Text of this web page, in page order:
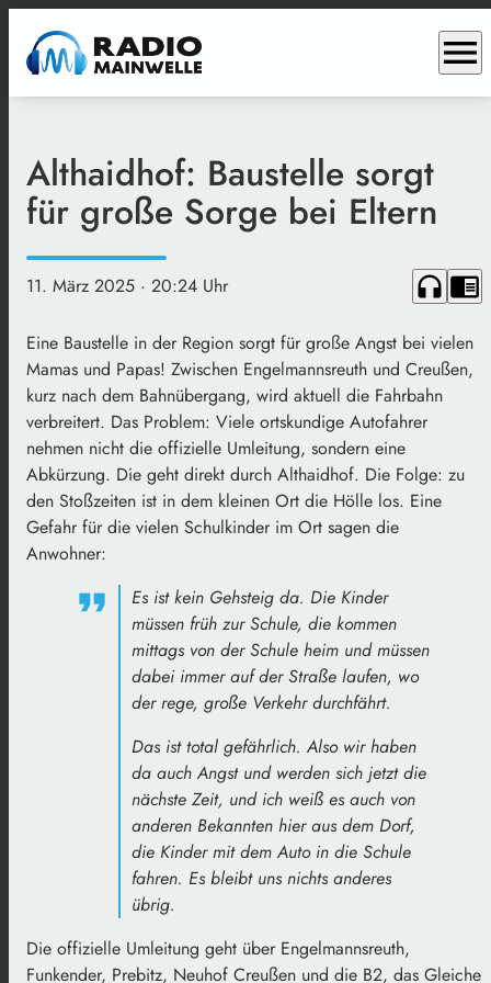
menu
Althaidhof: Baustelle sorgt
für große Sorge bei Eltern
11. März 2025 · 20:24 Uhr headphones chrome_reader_mode
Eine Baustelle in der Region sorgt für große Angst bei vielen
Mamas und Papas! Zwischen Engelmannsreuth und Creußen,
kurz nach dem Bahnübergang, wird aktuell die Fahrbahn
verbreitert. Das Problem: Viele ortskundige Autofahrer
nehmen nicht die offizielle Umleitung, sondern eine
Abkürzung. Die geht direkt durch Althaidhof. Die Folge: zu
den Stoßzeiten ist in dem kleinen Ort die Hölle los. Eine
Gefahr für die vielen Schulkinder im Ort sagen die
Anwohner:
Es ist kein Gehsteig da. Die Kinder
müssen früh zur Schule, die kommen
mittags von der Schule heim und müssen
dabei immer auf der Straße laufen, wo
der rege, große Verkehr durchfährt.
Das ist total gefährlich. Also wir haben
da auch Angst und werden sich jetzt die
nächste Zeit, und ich weiß es auch von
anderen Bekannten hier aus dem Dorf,
die Kinder mit dem Auto in die Schule
fahren. Es bleibt uns nichts anderes
übrig.
Die offizielle Umleitung geht über Engelmannsreuth,
Funkender, Prebitz, Neuhof Creußen und die B2, das Gleiche